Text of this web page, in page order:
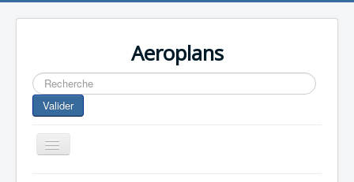
Aeroplans
Rechercher
Valider
Toggle
Navigation